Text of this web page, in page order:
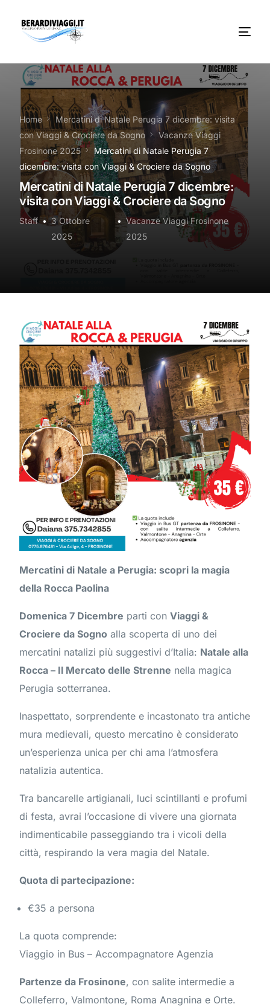
Home
Mercatini di Natale Perugia 7 dicembre: visita
con Viaggi & Crociere da Sogno
Vacanze Viaggi
Frosinone 2025
Mercatini di Natale Perugia 7
dicembre: visita con Viaggi & Crociere da Sogno
Mercatini di Natale Perugia 7 dicembre:
visita con Viaggi & Crociere da Sogno
Staff
3 Ottobre
2025
Vacanze Viaggi Frosinone
2025
Mercatini di Natale a Perugia: scopri la magia
della Rocca Paolina
Domenica 7 Dicembre parti conViaggi &
Crociere da Sogno alla scoperta di uno dei
mercatini natalizi più suggestivi d’Italia: Natale alla
Rocca – Il Mercato delle Strenne nella magica
Perugia sotterranea.
Inaspettato, sorprendente e incastonato tra antiche
mura medievali, questo mercatino è considerato
un’esperienza unica per chi ama l’atmosfera
natalizia autentica.
Tra bancarelle artigianali, luci scintillanti e profumi
di festa, avrai l’occasione di vivere una giornata
indimenticabile passeggiando tra i vicoli della
città, respirando la vera magia del Natale.
Quota di partecipazione:
€35 a persona
La quota comprende:
Viaggio in Bus – Accompagnatore Agenzia
Partenze da Frosinone, con salite intermedie a
Colleferro, Valmontone, Roma Anagnina e Orte.
Chi Siamo
Noleggio
Autobus servizi
Vacanze Viaggi Frosinone
Contatti
News